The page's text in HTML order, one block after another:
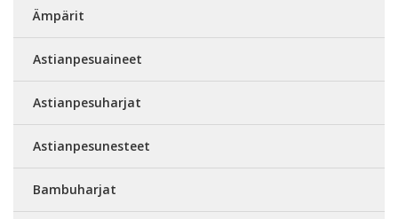
Ämpärit
Astianpesuaineet
Astianpesuharjat
Astianpesunesteet
Bambuharjat